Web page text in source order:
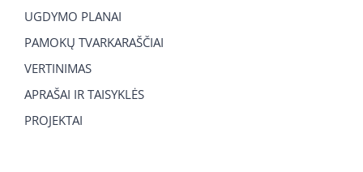
UGDYMO PLANAI
PAMOKŲ TVARKARAŠČIAI
VERTINIMAS
APRAŠAI IR TAISYKLĖS
PROJEKTAI